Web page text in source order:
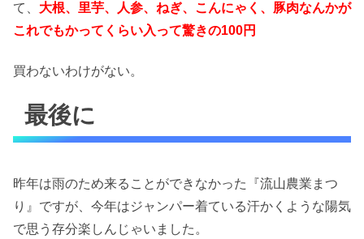
て、 大根、里芋、人参、ねぎ、こんにゃく、豚肉なんかが
これでもかってくらい入って驚きの100円
買わないわけがない。
最後に
昨年は雨のため来ることができなかった『流山農業まつ
り』ですが、今年はジャンパー着ている汗かくような陽気
で思う存分楽しんじゃいました。